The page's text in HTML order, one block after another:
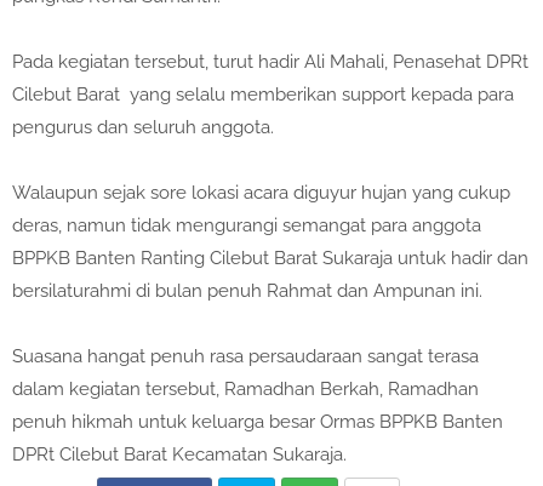
Pada kegiatan tersebut, turut hadir Ali Mahali, Penasehat DPRt
Cilebut Barat yang selalu memberikan support kepada para
pengurus dan seluruh anggota.
Walaupun sejak sore lokasi acara diguyur hujan yang cukup
deras, namun tidak mengurangi semangat para anggota
BPPKB Banten Ranting Cilebut Barat Sukaraja untuk hadir dan
bersilaturahmi di bulan penuh Rahmat dan Ampunan ini.
Suasana hangat penuh rasa persaudaraan sangat terasa
dalam kegiatan tersebut, Ramadhan Berkah, Ramadhan
penuh hikmah untuk keluarga besar Ormas BPPKB Banten
DPRt Cilebut Barat Kecamatan Sukaraja.